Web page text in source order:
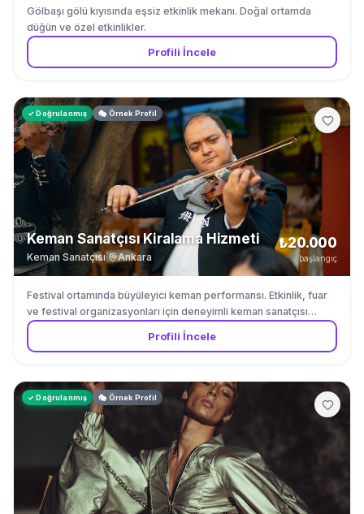
Gölbaşı gölü kıyısında eşsiz etkinlik mekanı. Doğal ortamda
düğün ve özel etkinlikler.
Profili İncele
✓ Doğrulanmış 🎭 Örnek Profil
Keman Sanatçısı Kiralama Hizmeti
Keman Sanatçısı· Ankara
₺20.000
başlangıç
Festival ortamında büyüleyici keman performansı. Etkinlik, fuar
ve festival organizasyonları için deneyimli keman sanatçısı
kiralama.
Profili İncele
✓ Doğrulanmış 🎭 Örnek Profil